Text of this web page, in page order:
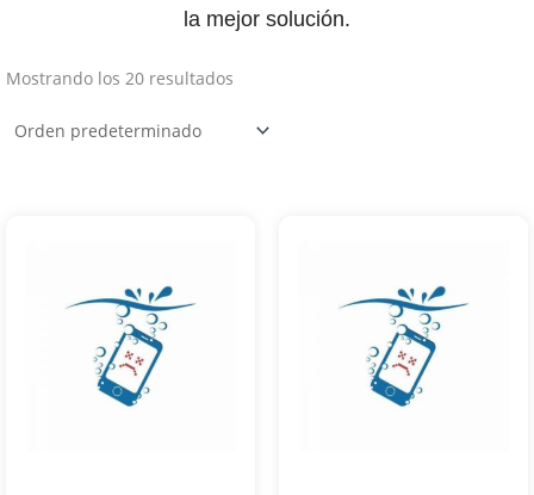
la mejor solución.
Mostrando los 20 resultados